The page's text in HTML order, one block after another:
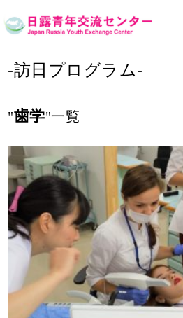
-訪日プログラム-
"歯学"一覧